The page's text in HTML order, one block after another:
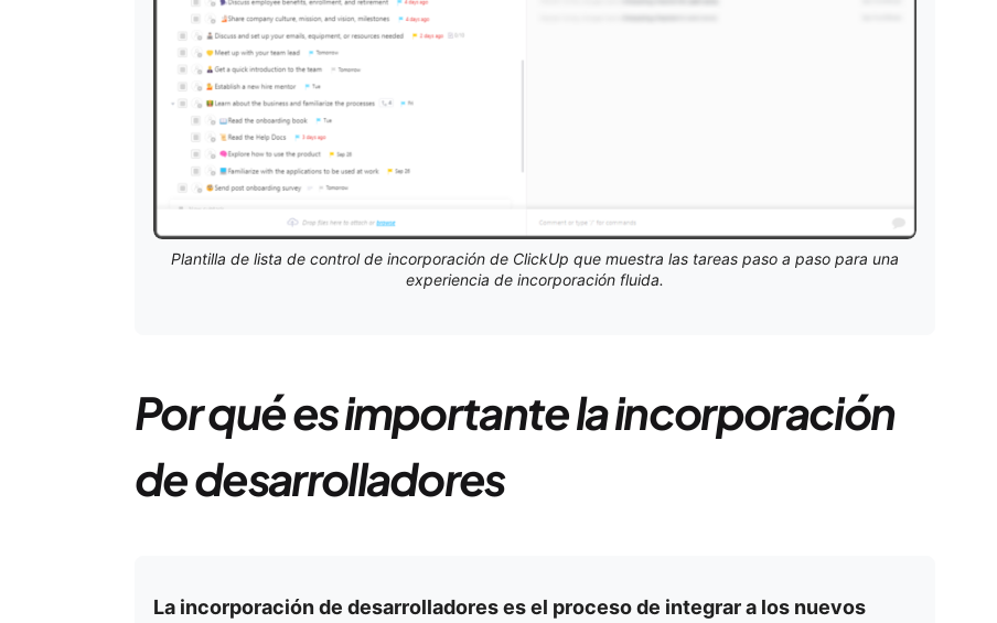
Plantilla de lista de control de incorporación de ClickUp que muestra las tareas paso a paso para una
experiencia de incorporación fluida.
Por qué es importante la incorporación
de desarrolladores
La incorporación de desarrolladores es el proceso de integrar a los nuevos